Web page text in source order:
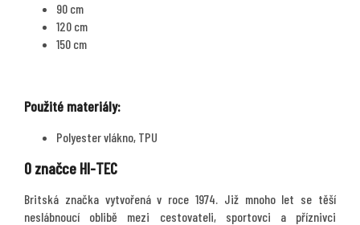
90 cm
120 cm
150 cm
Použité materiály:
Polyester vlákno, TPU
O značce HI-TEC
Britská značka vytvořená v roce 1974. Již mnoho let se těší
neslábnoucí oblibě mezi cestovateli, sportovci a příznivci